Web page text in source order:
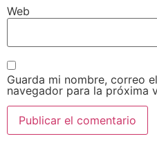
Web
Guarda mi nombre, correo
navegador para la próxima